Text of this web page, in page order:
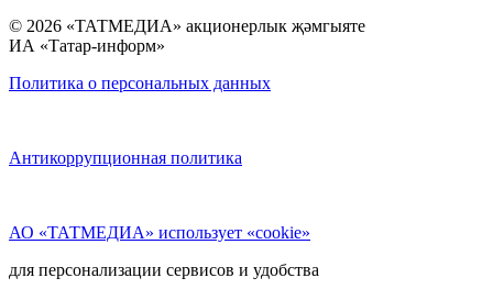
© 2026 «ТАТМЕДИА» акционерлык җәмгыяте
ИА «Татар-информ»
Политика о персональных данных
Антикоррупционная политика
АО «ТАТМЕДИА» использует «cookie»
для персонализации сервисов и удобства